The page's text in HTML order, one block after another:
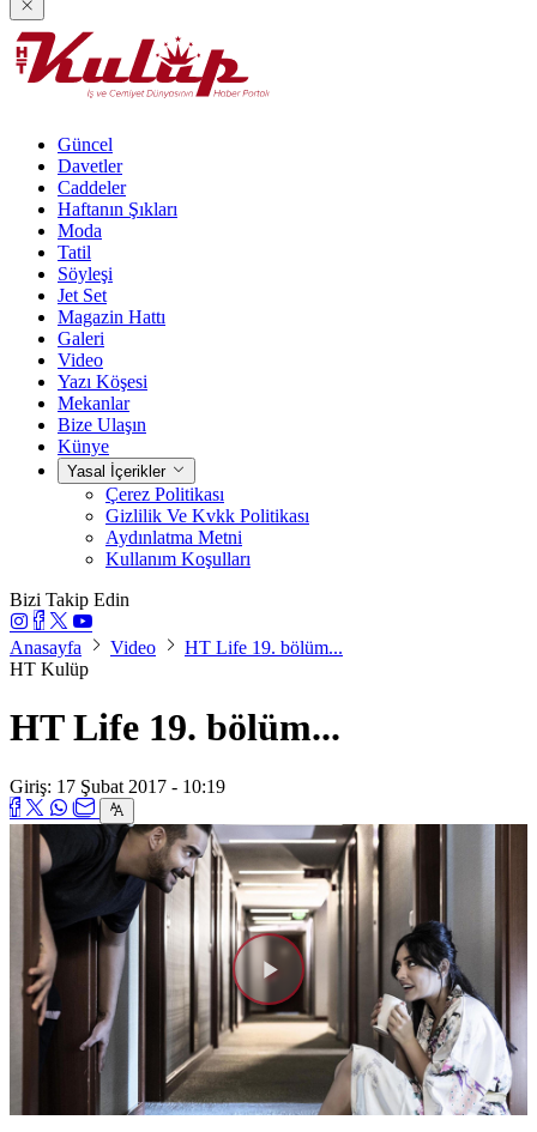
Güncel
Davetler
Caddeler
Haftanın Şıkları
Moda
Tatil
Söyleşi
Jet Set
Magazin Hattı
Galeri
Video
Yazı Köşesi
Mekanlar
Bize Ulaşın
Künye
Yasal İçerikler
Çerez Politikası
Gizlilik Ve Kvkk Politikası
Aydınlatma Metni
Kullanım Koşulları
Bizi Takip Edin
Anasayfa Video
HT Life 19. bölüm...
HT Kulüp
HT Life 19. bölüm...
Giriş: 17 Şubat 2017 - 10:19
Videoyu
Oynat